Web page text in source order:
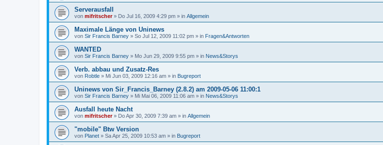
Serverausfall
von mifritscher» Do Jul 16, 2009 4:29 pm » in Allgemein
Maximale Länge von Uninews
von Sir Francis Barney » So Jul 12, 2009 11:02 pm » in Fragen&Antworten
WANTED
von Sir Francis Barney » Mo Jun 29, 2009 9:55 pm » in News&Storys
Verb. abbau und Zusatz-Res
von Robtle » Mi Jun 03, 2009 12:16 am » in Bugreport
Uninews von Sir_Francis_Barney (2.8.2) am 2009-05-06 11:00:1
von Sir Francis Barney » Mi Mai 06, 2009 11:06 am » in News&Storys
Ausfall heute Nacht
von mifritscher» Do Apr 30, 2009 7:39 am » in Allgemein
"mobile" Btw Version
von Planet » Sa Apr 25, 2009 10:53 am » in Bugreport